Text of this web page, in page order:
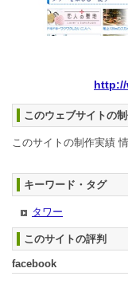
このウェブサイトの
このサイトの制作実績
キーワード・タグ
タワー
このサイトの評判
facebook